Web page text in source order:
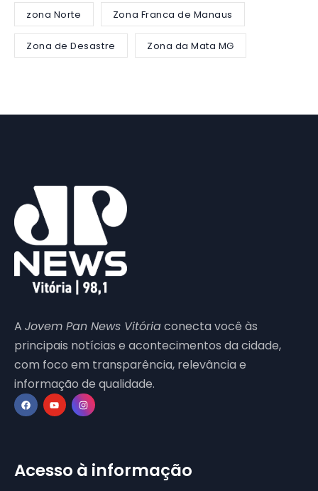
zona Norte Zona Franca de Manaus
Zona de Desastre Zona da Mata MG
A Jovem Pan News Vitóriaconecta você às
principais notícias e acontecimentos da cidade,
com foco em transparência, relevância e
informação de qualidade.
Acesso à informação